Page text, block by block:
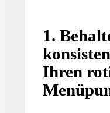
1.
Ihren